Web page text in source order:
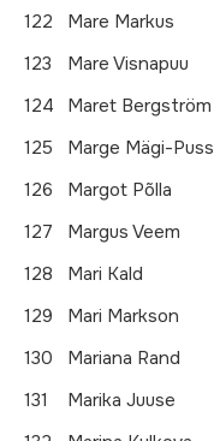
122
Mare Markus
123
Mare Visnapuu
124
Maret Bergström
125
Marge Mägi-Puss
126
Margot Põlla
127
Margus Veem
128
Mari Kald
129
Mari Markson
130
Mariana Rand
131
Marika Juuse